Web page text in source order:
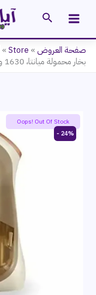
البحث
صفحة العروض »
Store
»
بخار محمولة ميانتا، 1630 وات، ذهبي – GS42809A
Oops! Out Of Stock
24% -